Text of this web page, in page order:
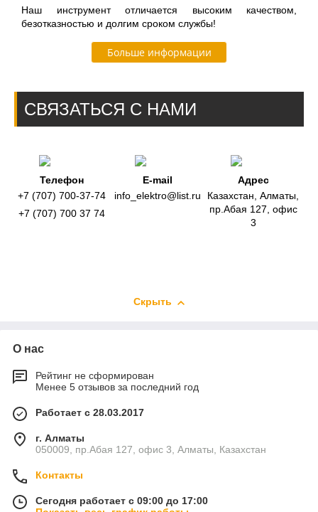
Наш инструмент отличается высоким качеством,
безотказностью и долгим сроком службы!
Больше информации
СВЯЗАТЬСЯ С НАМИ
Телефон
+7 (707) 700-37-74
+7 (707) 700 37 74
E-mail
info_elektro@list.ru
Адрес
Казахстан, Алматы,
пр.Абая 127, офис
3
Скрыть
О нас
Рейтинг не сформирован
Менее 5 отзывов за последний год
Работает с 28.03.2017
г. Алматы
050009, пр.Абая 127, офис 3, Алматы, Казахстан
Контакты
Сегодня работает с 09:00 до 17:00